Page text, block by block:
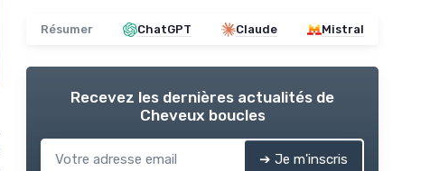
Résumer ChatGPT Claude Mistral
Recevez les dernières actualités de
Cheveux boucles
➔ Je m'inscris